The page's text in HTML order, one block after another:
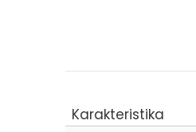
Karakteristika